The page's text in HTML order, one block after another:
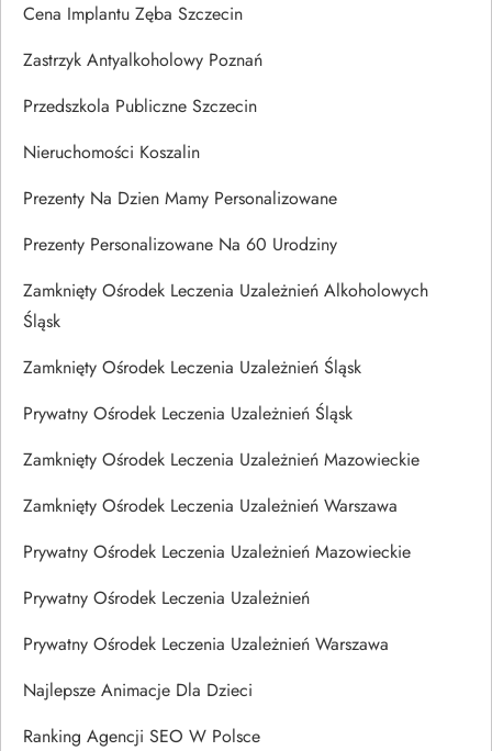
Cena Implantu Zęba Szczecin
Zastrzyk Antyalkoholowy Poznań
Przedszkola Publiczne Szczecin
Nieruchomości Koszalin
Prezenty Na Dzien Mamy Personalizowane
Prezenty Personalizowane Na 60 Urodziny
Zamknięty Ośrodek Leczenia Uzależnień Alkoholowych
Śląsk
Zamknięty Ośrodek Leczenia Uzależnień Śląsk
Prywatny Ośrodek Leczenia Uzależnień Śląsk
Zamknięty Ośrodek Leczenia Uzależnień Mazowieckie
Zamknięty Ośrodek Leczenia Uzależnień Warszawa
Prywatny Ośrodek Leczenia Uzależnień Mazowieckie
Prywatny Ośrodek Leczenia Uzależnień
Prywatny Ośrodek Leczenia Uzależnień Warszawa
Najlepsze Animacje Dla Dzieci
Ranking Agencji SEO W Polsce